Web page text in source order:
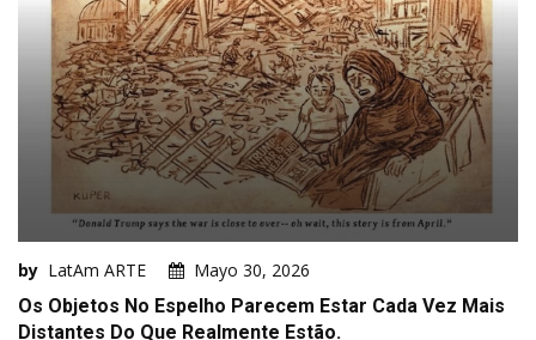
by LatAm ARTE
Mayo 30, 2026
Os Objetos No Espelho Parecem Estar Cada Vez Mais
Distantes Do Que Realmente Estão.